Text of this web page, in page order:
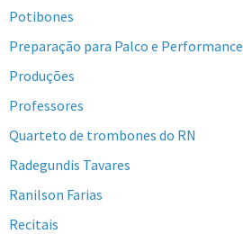
Potibones
Preparação para Palco e Performance
Produções
Professores
Quarteto de trombones do RN
Radegundis Tavares
Ranilson Farias
Recitais